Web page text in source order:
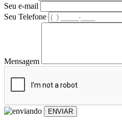
Seu e-mail
Seu Telefone
Mensagem
ENVIAR